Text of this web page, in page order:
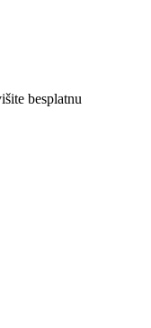
besplatnu